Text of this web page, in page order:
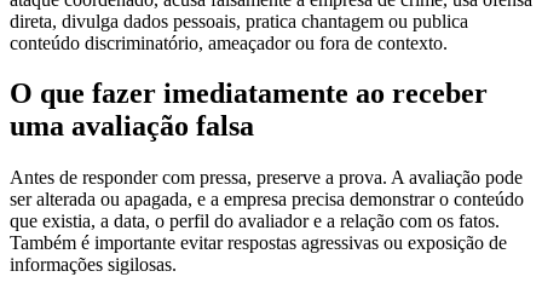
direta, divulga dados pessoais, pratica chantagem ou publica
conteúdo discriminatório, ameaçador ou fora de contexto.
O que fazer imediatamente ao receber
uma avaliação falsa
Antes de responder com pressa, preserve a prova. A avaliação pode
ser alterada ou apagada, e a empresa precisa demonstrar o conteúdo
que existia, a data, o perfil do avaliador e a relação com os fatos.
Também é importante evitar respostas agressivas ou exposição de
informações sigilosas.